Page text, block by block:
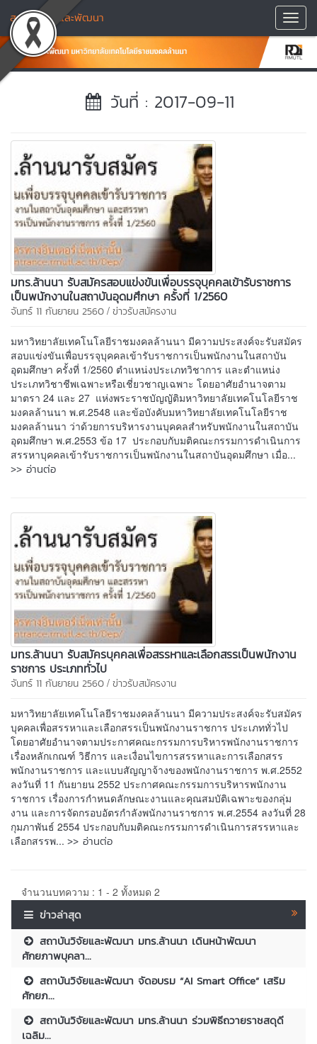
สถาบันวิจัยและพัฒนา
วันที่ : 2017-09-11
มทร.ล้านนา รับสมัครสอบแข่งขันเพื่อบรรจุบุคคลเข้ารับราชการ
เป็นพนักงานในสถาบันอุดมศึกษา ครั้งที่ 1/2560
จันทร์ 11 กันยายน 2560 / ข่าวรับสมัครงาน
มหาวิทยาลัยเทคโนโลยีราชมงคลล้านนา มีความประสงค์จะรับสมัคร
สอบแข่งขันเพื่อบรรจุบุคคลเข้ารับราชการเป็นพนักงานในสถาบัน
อุดมศึกษา ครั้งที่ 1/2560 ตำแหน่งประเภทวิชาการ และตำแหน่ง
ประเภทวิชาชีพเฉพาะหรือเชี่ยวชาญเฉพาะ โดยอาศัยอำนาจตาม
มาตรา 24 และ 27 แห่งพระราชบัญญัติมหาวิทยาลัยเทคโนโลยีราช
มงคลล้านนา พ.ศ.2548 และข้อบังคับมหาวิทยาลัยเทคโนโลยีราช
มงคลล้านนา ว่าด้วยการบริหารงานบุคคลสำหรับพนักงานในสถาบัน
อุดมศึกษา พ.ศ.2553 ข้อ 17 ประกอบกับมติคณะกรรมการดำเนินการ
สรรหาบุคคลเข้ารับราชการเป็นพนักงานในสถาบันอุดมศึกษา เมื่อ...
>> อ่านต่อ
มทร.ล้านนา รับสมัครบุคคลเพื่อสรรหาและเลือกสรรเป็นพนักงาน
ราชการ ประเภททั่วไป
จันทร์ 11 กันยายน 2560 / ข่าวรับสมัครงาน
มหาวิทยาลัยเทคโนโลยีราชมงคลล้านนา มีความประสงค์จะรับสมัคร
บุคคลเพื่อสรรหาและเลือกสรรเป็นพนักงานราชการ ประเภททั่วไป
โดยอาศัยอำนาจตามประกาศคณะกรรมการบริหารพนักงานราชการ
เรื่องหลักเกณฑ์ วิธีการ และเงื่อนไขการสรรหาและการเลือกสรร
พนักงานราชการ และแบบสัญญาจ้างของพนักงานราชการ พ.ศ.2552
ลงวันที่ 11 กันยายน 2552 ประกาศคณะกรรมการบริหารพนักงาน
ราชการ เรื่องการกำหนดลักษณะงานและคุณสมบัติเฉพาะของกลุ่ม
งาน และการจัดกรอบอัตรกำลังพนักงานราชการ พ.ศ.2554 ลงวันที่ 28
กุมภาพันธ์ 2554 ประกอบกับมติคณะกรรมการดำเนินการสรรหาและ
เลือกสรรพ... >> อ่านต่อ
จำนวนบทความ : 1 - 2 ทั้งหมด 2
ข่าวล่าสุด
สถาบันวิจัยและพัฒนา มทร.ล้านนา เดินหน้าพัฒนา
ศักยภาพบุคลา...
สถาบันวิจัยและพัฒนา จัดอบรม “AI Smart Office” เสริม
ศักยภ...
สถาบันวิจัยและพัฒนา มทร.ล้านนา ร่วมพิธีถวายราชสดุดี
เฉลิม...